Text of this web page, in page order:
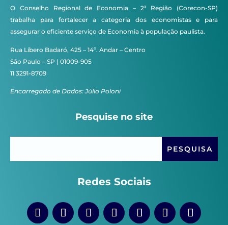
O Conselho Regional de Economia – 2ª Região (Corecon-SP)
trabalha para fortalecer a categoria dos economistas e para
assegurar o eficiente serviço de Economia à população paulista.
Rua Líbero Badaró, 425 – 14º. Andar – Centro
São Paulo – SP | 01009-905
11 3291-8709
Encarregado de Dados: Júlio Poloni
Pesquise no site
Redes Sociais